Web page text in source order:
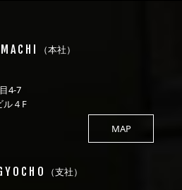
（本社）
4-7
ル４F
MAP
（支社）